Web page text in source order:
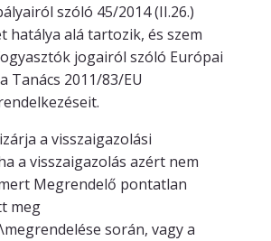
szóló 45/2014 (II.26.)
hatálya alá tartozik, és szem
jogairól szóló Európai
Tanács 2011/83/EU
a visszaigazolási
a visszaigazolás azért nem
Megrendelő pontatlan
meg
során, vagy a